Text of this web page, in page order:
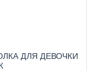
ДЛЯ ДЕВОЧКИ